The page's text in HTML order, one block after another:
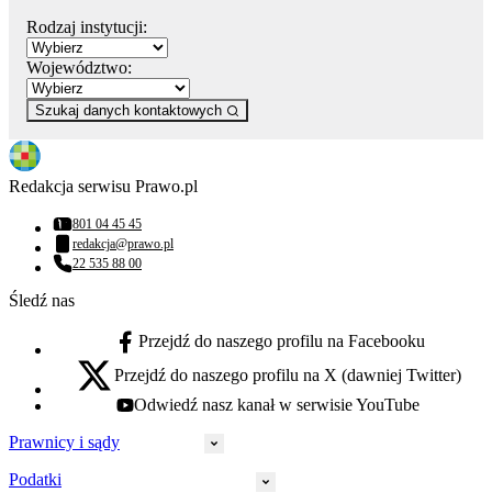
Rodzaj instytucji:
Województwo:
Szukaj danych kontaktowych
Redakcja serwisu Prawo.pl
Numer telefonu:
801 04 45 45
Adres email:
redakcja@prawo.pl
Numer telefonu:
22 535 88 00
Śledź nas
facebook - otwiera się w nowej karcie
Przejdź do naszego profilu na Facebooku
x - otwiera się w nowej karcie
Przejdź do naszego profilu na X (dawniej Twitter)
youtube - otwiera się w nowej karcie
Odwiedź nasz kanał w serwisie YouTube
Prawnicy i sądy
Podatki